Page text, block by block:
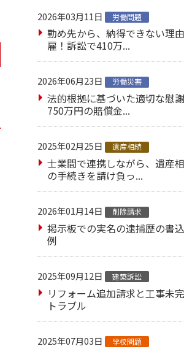
2026年03月11日 労働問題
勤め先から、納得できない理
雇！訴訟で410万...
2026年06月23日 労働災害
法的根拠に基づいた適切な慰
750万円の賠償金...
2025年02月25日 遺産相続
士業間で連携しながら、遺産
の手続きを請け負っ...
2026年01月14日 削除請求
掲示板での実名の逮捕歴の書
例
2025年09月12日 建築訴訟
リフォーム追加請求と工事未
トラブル
2025年07月03日 学校問題